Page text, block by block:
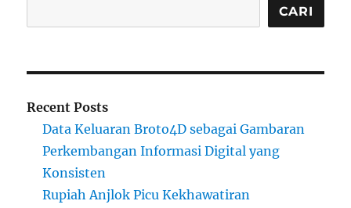
CARI
Recent Posts
Data Keluaran Broto4D sebagai Gambaran
Perkembangan Informasi Digital yang
Konsisten
Rupiah Anjlok Picu Kekhawatiran